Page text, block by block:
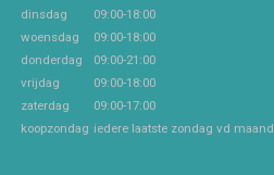
dinsdag
09:00-18:00
woensdag
09:00-18:00
donderdag
09:00-21:00
vrijdag
09:00-18:00
zaterdag
09:00-17:00
koopzondag iedere laatste zondag vd maand